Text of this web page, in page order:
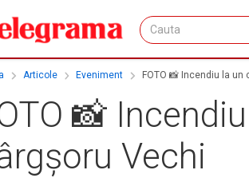
Articole Eveniment FOTO 📸 Incendiu la
📸
Vechi